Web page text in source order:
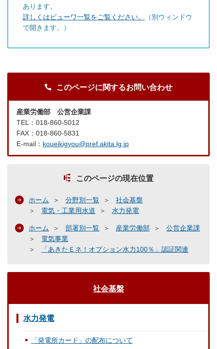
あります。
詳しくはビューワ一覧をご覧ください。
（別ウィンドウ
で開きます。）
このページに関するお問い合わせ
産業労働部 公営企業課
TEL：018-860-5012
FAX：018-860-5831
E-mail： koueikigyou@pref.akita.lg.jp
このページの現在位置
ホーム 分野別一覧
社会基盤
電気・工業用水道
水力発電
ホーム 部署別一覧 産業労働部
公営企業課
電気事業
「あきたＥネ！オプション水力100％」認証関連
社会基盤
水力発電
「発電所カード」の配布について